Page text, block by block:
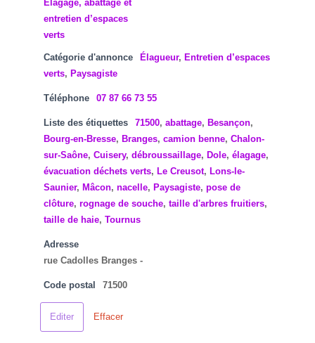
Catégorie d'annonce Élagueur, Entretien d’espaces
verts, Paysagiste
Téléphone 07 87 66 73 55
Liste des étiquettes 71500, abattage, Besançon,
Bourg-en-Bresse, Branges, camion benne, Chalon-
sur-Saône, Cuisery, débroussaillage, Dole, élagage,
évacuation déchets verts, Le Creusot, Lons-le-
Saunier, Mâcon, nacelle, Paysagiste, pose de
clôture, rognage de souche, taille d'arbres fruitiers,
taille de haie, Tournus
Adresse
rue Cadolles Branges -
Code postal 71500
Editer Effacer